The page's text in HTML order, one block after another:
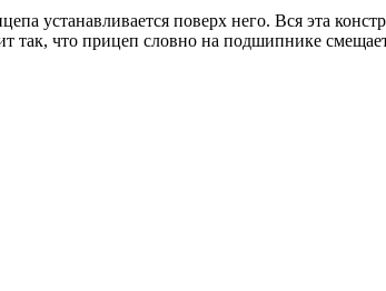
устанавливается поверх него. Вся эта
так, что прицеп словно на подшипнике